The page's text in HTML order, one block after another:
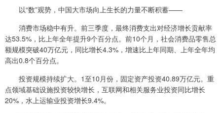
以“数”观势，中国大市场向上生长的力量不断积蓄——
消费市场稳中有升。前三季度，最终消费支出对经济增长贡献率
达53.5%，比上年全年提升9个百分点。前10个月，社会消费品零售总
额规模突破40万亿元，同比增长4.3%，增速比上年同期、上年全年均
高出0.8个百分点。
投资规模持续扩大。1至10月份，固定资产投资40.89万亿元。重
点领域基础设施投资较快增长，互联网和相关服务业投资同比增长
20%，水上运输业投资增长9.4%。